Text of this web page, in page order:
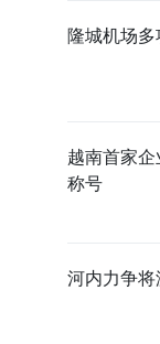
隆城机场
越南首家
称号
河内力争